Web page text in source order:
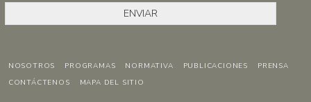
ENVIAR
NOSOTROS PROGRAMAS NORMATIVA PUBLICACIONES
PRENSA
CONTÁCTENOS
MAPA DEL SITIO